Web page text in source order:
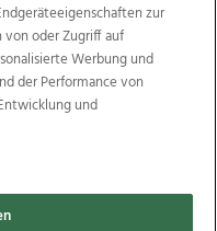
Wimmer
Ischler Woche
OÖN Immobilien
Promenaden Galerien
wirtrauern.at
GmbH & Co KG
zur
oder Zugriff auf
Werbung und
der Performance von
und